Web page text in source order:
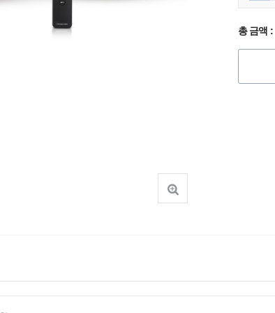
총 금액 :